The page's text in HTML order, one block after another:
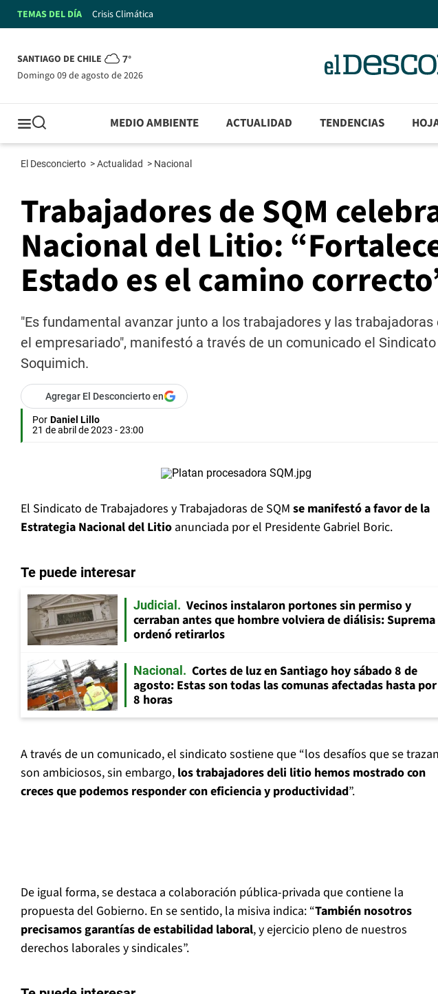
TEMAS DEL DÍA Crisis Climática
SANTIAGO DE CHILE 7°
domingo 09 de agosto de 2026
MEDIO AMBIENTE ACTUALIDAD TENDENCIAS
El Desconcierto >Actualidad > Nacional
Trabajadores de SQM
Nacional del Litio:
Estado es el camino
"Es fundamental avanzar junto a los trabajadores y las
el empresariado", manifestó a través de un comunicado el
Soquimich.
Agregar El Desconcierto en
Por Daniel Lillo
21 de abril de 2023 - 23:00
El Sindicato de Trabajadores y Trabajadoras de SQM se manifestó a favor de la
Estrategia Nacional del Litio anunciada por el Presidente Gabriel Boric.
Te puede interesar
Judicial
Vecinos instalaron portones sin permiso y
cerraban antes que hombre volviera de diálisis: Suprema
ordenó retirarlos
Nacional
Cortes de luz en Santiago hoy sábado 8 de
agosto: Estas son todas las comunas afectadas hasta por
8 horas
A través de un comunicado, el sindicato sostiene que “los desafíos que se trazan
son ambiciosos, sin embargo, los trabajadores deli litio hemos mostrado con
creces que podemos responder con eficiencia y productividad”.
De igual forma, se destaca a colaboración pública-privada que contiene la
propuesta del Gobierno. En se sentido, la misiva indica: “También nosotros
precisamos garantías de estabilidad laboral, y ejercicio pleno de nuestros
derechos laborales y sindicales”.